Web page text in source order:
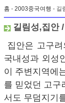
홈 - 2003중국여행 - 길
길림성,집안
집안은 고구
국내성과 외성
이 주변지역에
를 믿었던 고구
서도 무덤지기